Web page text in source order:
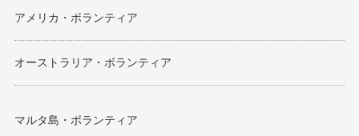
アメリカ・ボランティア
オーストラリア・ボランティア
マルタ島・ボランティア